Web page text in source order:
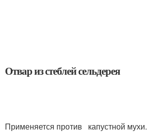
Отвар из стеблей сельдерея
Применяется против капустной мухи.